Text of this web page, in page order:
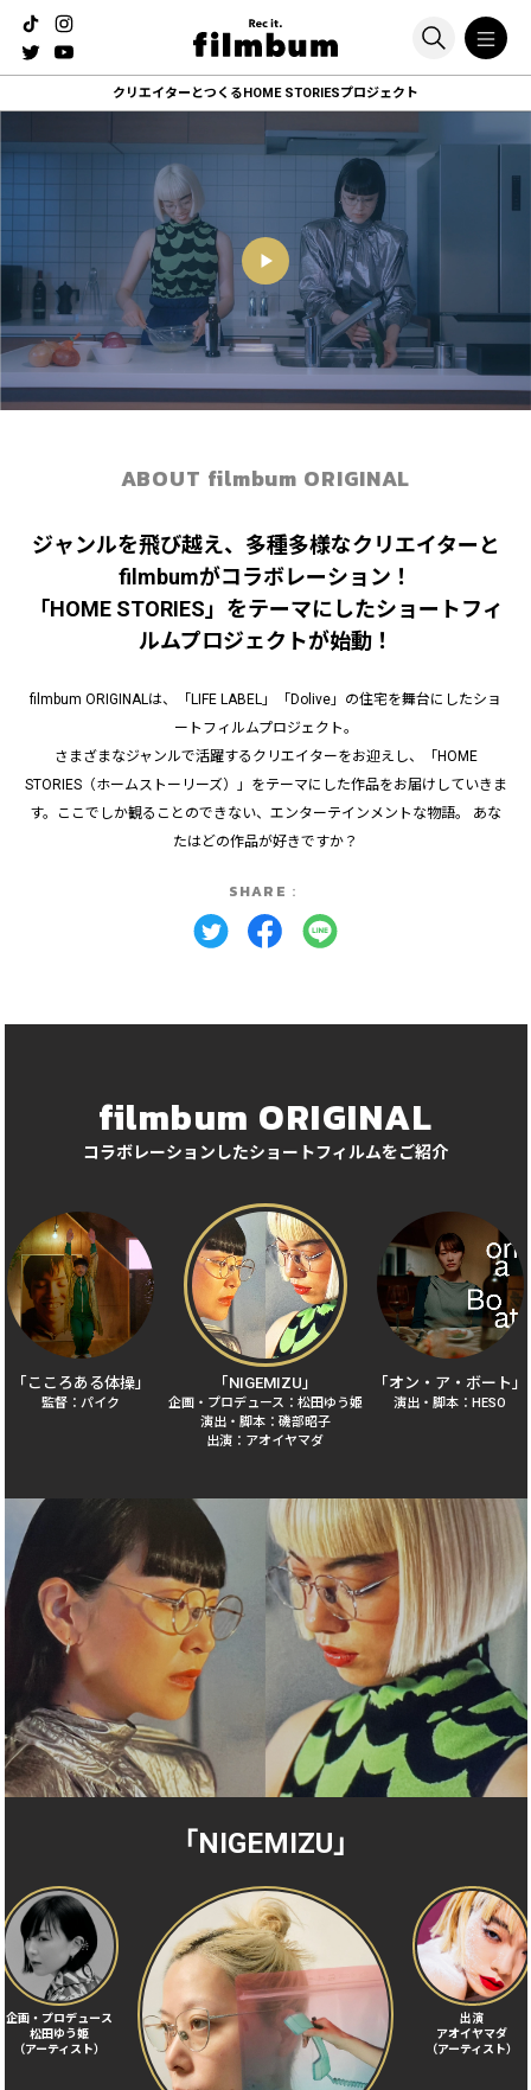
クリエイターとつくるHOME STORIESプロジェクト
ABOUT filmbum ORIGINAL
ジャンルを飛び越え、多種多様なクリエイターと
filmbumがコラボレーション！
「HOME STORIES」をテーマにしたショートフィ
ルムプロジェクトが始動！
filmbum ORIGINALは、「LIFE LABEL」「Dolive」の住宅を舞台にしたショ
ートフィルムプロジェクト。
さまざまなジャンルで活躍するクリエイターをお迎えし、「HOME
STORIES（ホームストーリーズ）」をテーマにした作品をお届けしていきま
す。ここでしか観ることのできない、エンターテインメントな物語。 あな
たはどの作品が好きですか？
SHARE：
filmbum ORIGINAL
コラボレーションしたショートフィルムをご紹介
「NIGEMIZU」
企画・プロデュース：松田ゆう姫
演出・脚本：磯部昭子
出演：アオイヤマダ
「オン・ア・ボート」
演出・脚本：HESO
「こころある体操」
監督：パイク
「NIGEMIZU」
企画・プロデュース
松田ゆう姫
（アーティスト）
出演
アオイヤマダ
（アーティスト）